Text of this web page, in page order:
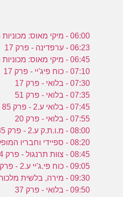
06:00 - מיקי מאוס: מכוניות המירוץ - פרק 4
06:23 - ערפדינה - פרק 17
06:45 - מיקי מאוס: מכוניות המירוץ - פרק 17
07:10 - כוח פיג'יי - פרק 17
07:30 - בלואי - פרק 17
07:35 - בלואי - פרק 51
07:45 - בלואי ע.2 - פרק 85
07:55 - בלואי - פרק 20
08:00 - מ.ו.ת.ק ע.2 - פרק 35
08:20 - ספיידי וחבריו המופלאים - פרק 2
08:45 - צוות תרנגול - פרק 4
09:05 - כוח פי.ג'יי ע.2 - פרק 46
09:30 - מירה, בלשית מלכותית - פרק 17
09:50 - בלואי - פרק 37